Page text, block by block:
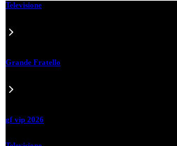
Televisione
Grande Fratello
gf vip 2026